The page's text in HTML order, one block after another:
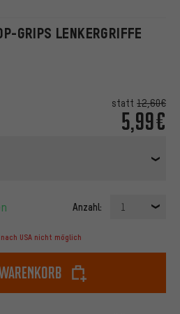
GRIPS LENKERGRIFFE
statt 12,60€
5,99€
Anzahl: 1
USA nicht möglich